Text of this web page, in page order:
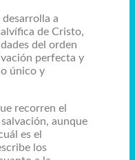
a
de Cristo,
del orden
perfecta y
único y
recorren el
aunque
es el
los